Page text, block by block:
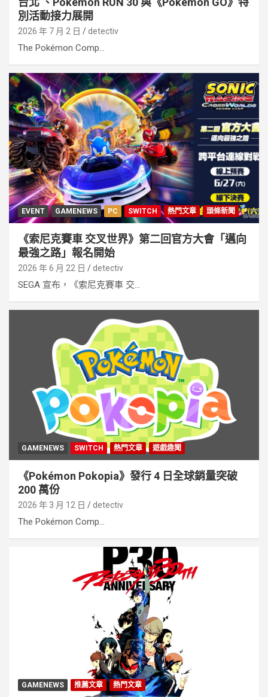
別活動接⼒展開
2026 年 7 月 2 日 detectiv
The Pokémon Comp...
EVENT GAMENEWS PC SWITCH 熱門文章 頭條新聞
《索尼克賽車 交叉世界》第二回官方大會「邁向
最強之路」報名開始
2026 年 6 月 22 日 detectiv
SEGA 宣布，《索尼克賽車 交...
GAMENEWS SWITCH 熱門文章 遊戲趣聞
《Pokémon Pokopia》發行 4 日全球銷量突破
200 萬份
2026 年 3 月 12 日 detectiv
The Pokémon Comp...
GAMENEWS 推薦文章 熱門文章